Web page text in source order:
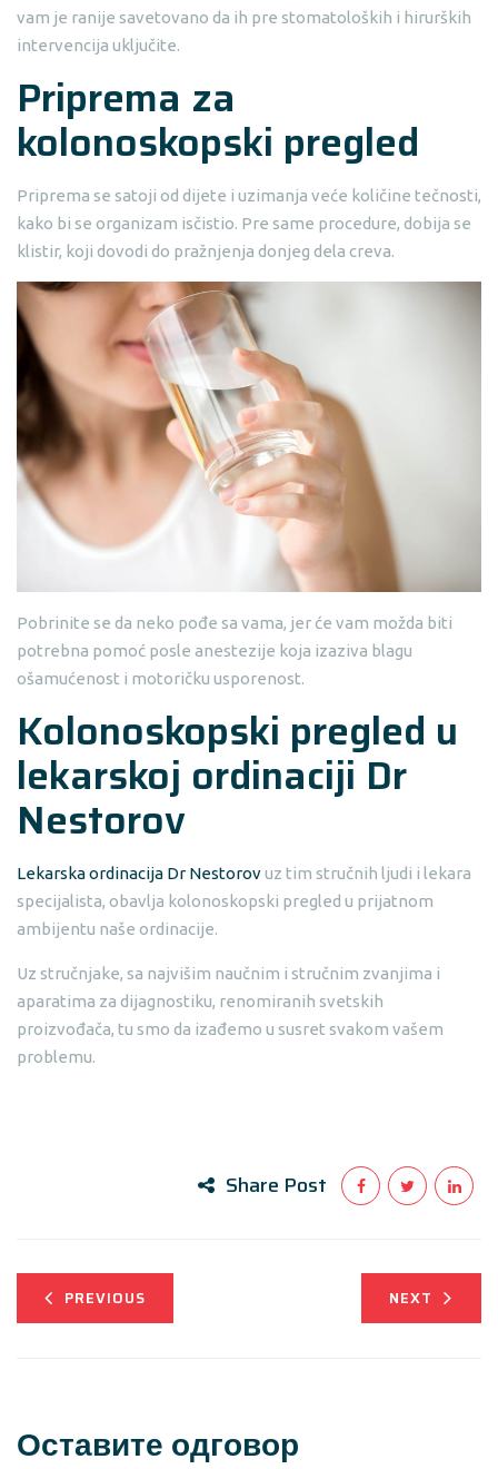
vam je ranije savetovano da ih pre stomatoloških i hirurških
intervencija uključite.
Priprema za
kolonoskopski pregled
Priprema se satoji od dijete i uzimanja veće količine tečnosti,
kako bi se organizam isčistio. Pre same procedure, dobija se
klistir, koji dovodi do pražnjenja donjeg dela creva.
Pobrinite se da neko pođe sa vama, jer će vam možda biti
potrebna pomoć posle anestezije koja izaziva blagu
ošamućenost i motoričku usporenost.
Kolonoskopski pregled u
lekarskoj ordinaciji Dr
Nestorov
Lekarska ordinacija Dr Nestorovuz tim stručnih ljudi i lekara
specijalista, obavlja kolonoskopski pregled u prijatnom
ambijentu naše ordinacije.
Uz stručnjake, sa najvišim naučnim i stručnim zvanjima i
aparatima za dijagnostiku, renomiranih svetskih
proizvođača, tu smo da izađemo u susret svakom vašem
problemu.
Share Post
PREVIOUS NEXT
Оставите одговор